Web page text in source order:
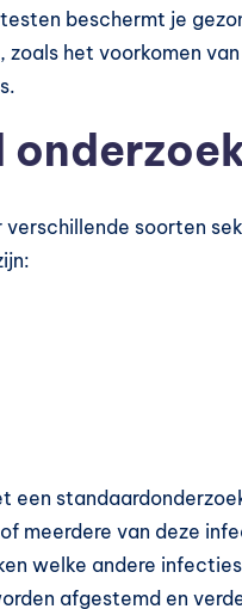
beschermt je
, zoals het voorkomen
soorten
een
meerdere van deze
welke andere
afgestemd en